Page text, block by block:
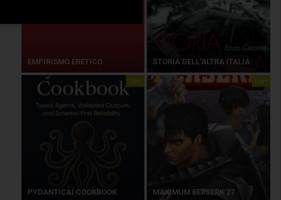
EMPIRISMO ERETICO STORIA DELL’ALTRA ITALIA
libri
PYDANTICAI COOKBOOK
libri
MAXIMUM BERSERK 27